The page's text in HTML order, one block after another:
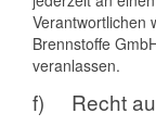
Verantwortlichen
Brennstoffe
veranlassen.
f) Recht